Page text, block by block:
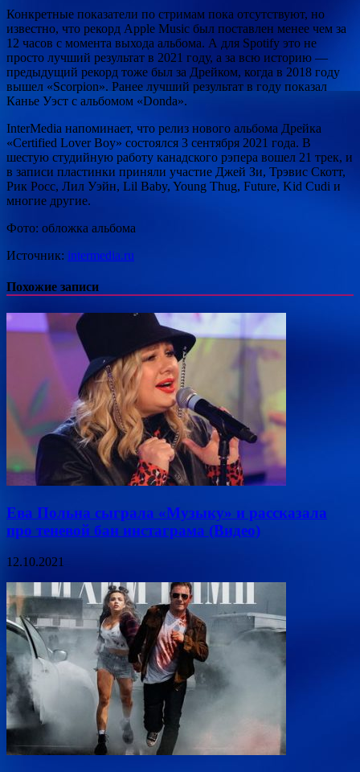
Конкретные показатели по стримам пока отсутствуют, но
известно, что рекорд Apple Music был поставлен менее чем за
12 часов с момента выхода альбома. А для Spotify это не
просто лучший результат в 2021 году, а за всю историю —
предыдущий рекорд тоже был за Дрейком, когда в 2018 году
вышел «Scorpion». Ранее лучший результат в году показал
Канье Уэст с альбомом «Donda».
InterMedia напоминает, что релиз нового альбома Дрейка
«Certified Lover Boy» состоялся 3 сентября 2021 года. В
шестую студийную работу канадского рэпера вошел 21 трек, и
в записи пластинки приняли участие Джей Зи, Трэвис Скотт,
Рик Росс, Лил Уэйн, Lil Baby, Young Thug, Future, Kid Cudi и
многие другие.
Фото: обложка альбома
Источник: intermedia.ru
Похожие записи
Ева Польна сыграла «Музыку» и рассказала
про теневой бан инстаграма (Видео)
12.10.2021